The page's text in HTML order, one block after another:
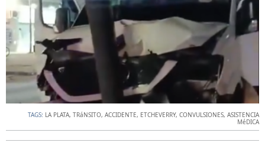
TAGS: LA PLATA, TRáNSITO, ACCIDENTE, ETCHEVERRY, CONVULSIONES, ASISTENCIA
MéDICA